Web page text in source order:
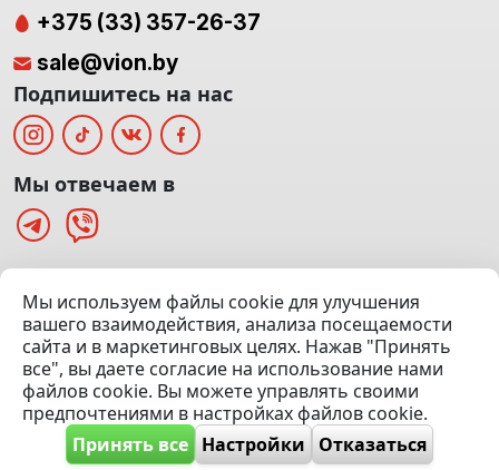
(Офис: 5 этаж | Осмотр авто: 5 этаж)
Посмотреть на карте
© 2020 — 2026 VION.BY — Продажа, выкуп и обмен | УНП
192961100 |Эвакуатор Минск
Мы используем файлы cookie для улучшения
вашего взаимодействия, анализа посещаемости
сайта и в маркетинговых целях. Нажав "Принять
все", вы даете согласие на использование нами
файлов cookie. Вы можете управлять своими
предпочтениями в настройках файлов cookie.
Принять все Настройки Отказаться
+375 (33) 357-26-37
sale@vion.by
Подпишитесь на нас
Мы отвечаем в